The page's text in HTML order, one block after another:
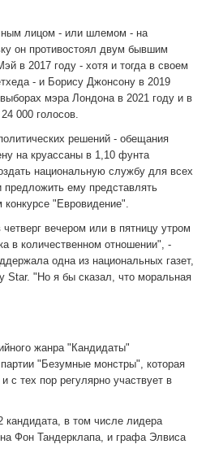
лицом - или шлемом - на
он противостоял двум бывшим
в 2017 году - хотя и тогда в своем
- и Борису Джонсону в 2019
мэра Лондона в 2021 году и в
000 голосов.
решений - обещания
на круассаны в 1,10 фунта
национальную службу для всех
ему представлять
"Евровидение".
вечером или в пятницу утром
в количественном отношении", -
одна из национальных газет,
Star. "Но я бы сказал, что моральная
жанра "Кандидаты"
"Безумные монстры", которая
с тех пор регулярно участвует в
кандидата, в том числе лидера
Фон Тандерклапа, и графа Элвиса